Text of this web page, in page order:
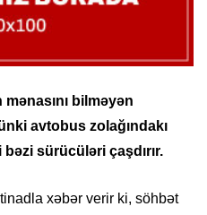
bilməyən
avtobus zolağındakı
sürücüləri çaşdırır.
xəbər verir ki, söhbət